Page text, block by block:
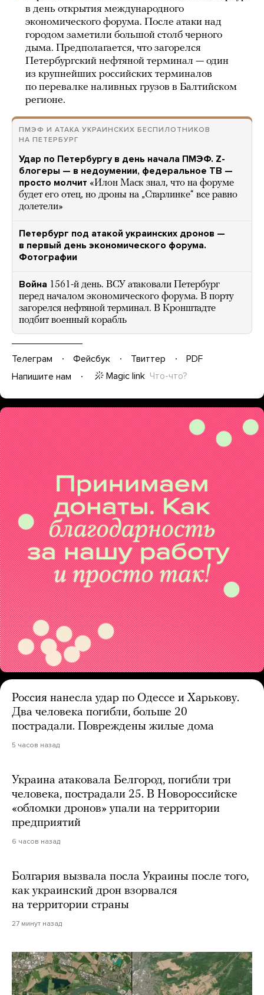
в день открытия международного
экономического форума. После атаки над
городом заметили большой столб черного
дыма. Предполагается, что загорелся
Петербургский нефтяной терминал — один
из крупнейших российских терминалов
по перевалке наливных грузов в Балтийском
регионе.
ПМЭФ И АТАКА УКРАИНСКИХ БЕСПИЛОТНИКОВ
НА ПЕТЕРБУРГ
Удар по Петербургу в день начала ПМЭФ. Z-
блогеры — в недоумении, федеральное ТВ —
просто молчит «Илон Маск знал, что на форуме
будет его отец, но дроны на „Старлинке“ все равно
долетели»
Петербург под атакой украинских дронов —
в первый день экономического форума.
Фотографии
Война 1561-й день. ВСУ атаковали Петербург
перед началом экономического форума. В порту
загорелся нефтяной терминал. В Кронштадте
подбит военный корабль
Телеграм Фейсбук Твиттер
PDF
Напишите нам
Magic link Что-что?
Россия нанесла удар по Одессе и Харькову.
Два человека погибли, больше 20
пострадали. Повреждены жилые дома
5 часов назад
Украина атаковала Белгород, погибли три
человека, пострадали 25. В Новороссийске
«обломки дронов» упали на территории
предприятий
6 часов назад
Болгария вызвала посла Украины после того,
как украинский дрон взорвался
на территории страны
27 минут назад